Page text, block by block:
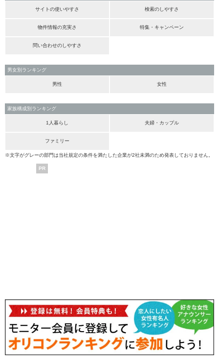
サイトの使いやすさ 検索のしやすさ
物件情報の充実さ 特集・キャンペーン
問い合わせのしやすさ
男女別ランキング
男性 女性
家族構成別ランキング
1人暮らし 夫婦・カップル
ファミリー
※文字がグレーの部門は当社規定の条件を満たした企業が2社未満のため発表しておりません。
PR